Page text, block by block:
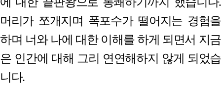
머리가 쪼개지며 폭포수가 떨어지는 경험을
하며 너와 나에 대한 이해를 하게 되면서 지금
은 인간에 대해 그리 연연해하지 않게 되었습
니다.